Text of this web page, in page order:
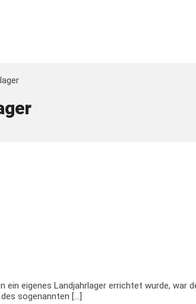
eigenes Landjahrlager errichtet wurde, war
sogenannten […]